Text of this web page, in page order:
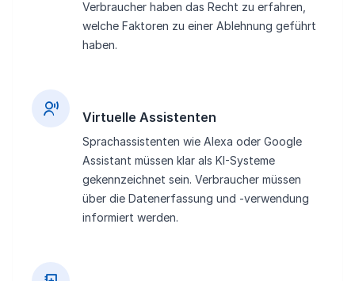
Verbraucher haben das Recht zu erfahren,
welche Faktoren zu einer Ablehnung geführt
haben.
Virtuelle Assistenten
Sprachassistenten wie Alexa oder Google
Assistant müssen klar als KI-Systeme
gekennzeichnet sein. Verbraucher müssen
über die Datenerfassung und -verwendung
informiert werden.